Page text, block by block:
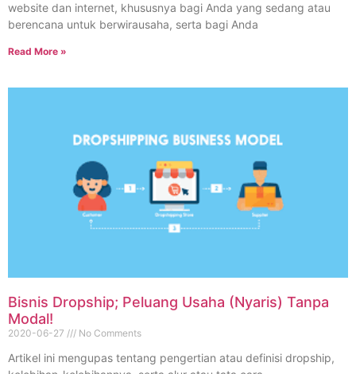
website dan internet, khususnya bagi Anda yang sedang atau
berencana untuk berwirausaha, serta bagi Anda
Read More »
Bisnis Dropship; Peluang Usaha (Nyaris) Tanpa
Modal!
2020-06-27 No Comments
Artikel ini mengupas tentang pengertian atau definisi dropship,